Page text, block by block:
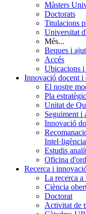
Màsters
Doctorats
Titulacions
Universitat
Més...
Beques i
Accés
Ubicacions i
Innovació docent i
El nostre
Pla estratègic
Unitat de
Seguiment i
Innovació
Estudis
Oficina
Recerca i
La recerca
Ciència
Doctorat
Activitat de